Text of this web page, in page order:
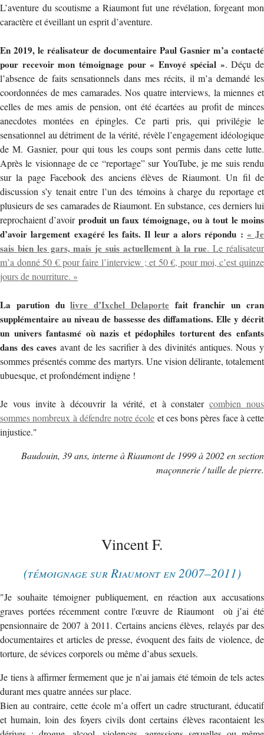
L’aventure du scoutisme a Riaumont fut une révélation, forgeant mon
caractère et éveillant un esprit d’aventure.
En 2019, le réalisateur de documentaire Paul Gasnier m’a contacté
pour recevoir mon témoignage pour « Envoyé spécial ». Déçu de
l’absence de faits sensationnels dans mes récits, il m’a demandé les
coordonnées de mes camarades. Nos quatre interviews, la miennes et
celles de mes amis de pension, ont été écartées au profit de minces
anecdotes montées en épingles. Ce parti pris, qui privilégie le
sensationnel au détriment de la vérité, révèle l’engagement idéologique
de M. Gasnier, pour qui tous les coups sont permis dans cette lutte.
Après le visionnage de ce “reportage” sur YouTube, je me suis rendu
sur la page Facebook des anciens élèves de Riaumont. Un fil de
discussion s’y tenait entre l’un des témoins à charge du reportage et
plusieurs de ses camarades de Riaumont. En substance, ces derniers lui
reprochaient d’avoir produit un faux témoignage, ou à tout le moins
d’avoir largement exagéré les faits. Il leur a alors répondu : « Je
sais bien les gars, mais je suis actuellement à la rue. Le réalisateur
m’a donné 50 € pour faire l’interview ; et 50 €, pour moi, c’est quinze
jours de nourriture. »
La parution dulivre d’Ixchel Delaportefait franchir un cran
supplémentaire au niveau de bassesse des diffamations. Elle y décrit
un univers fantasmé où nazis et pédophiles torturent des enfants
dans des caves avant de les sacrifier à des divinités antiques. Nous y
sommes présentés comme des martyrs. Une vision délirante, totalement
ubuesque, et profondément indigne !
Je vous invite à découvrir la vérité, et à constatercombien nous
sommes nombreux à défendre notre école et ces bons pères face à cette
injustice."
Baudouin, 39 ans, interne à Riaumont de 1999 à 2002 en section
maçonnerie / taille de pierre.
Vincent F.
(témoignage sur Riaumont en 2007–2011)
"Je souhaite témoigner publiquement, en réaction aux accusations
graves portées récemment contre l'œuvre de Riaumont où j’ai été
pensionnaire de 2007 à 2011. Certains anciens élèves, relayés par des
documentaires et articles de presse, évoquent des faits de violence, de
torture, de sévices corporels ou même d’abus sexuels.
Je tiens à affirmer fermement que je n’ai jamais été témoin de tels actes
durant mes quatre années sur place.
Bien au contraire, cette école m’a offert un cadre structurant, éducatif
et humain, loin des foyers civils dont certains élèves racontaient les